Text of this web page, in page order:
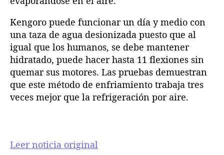
Kengoro puede funcionar un día y medio con
una taza de agua desionizada puesto que al
igual que los humanos, se debe mantener
hidratado, puede hacer hasta 11 flexiones sin
quemar sus motores. Las pruebas demuestran
que este método de enfriamiento trabaja tres
veces mejor que la refrigeración por aire.
Leer noticia original